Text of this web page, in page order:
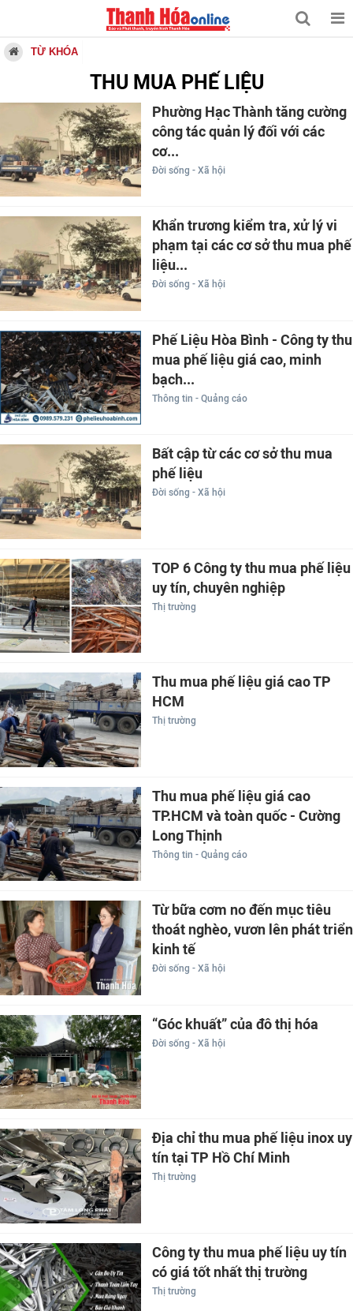
TỪ KHÓA
THU MUA PHẾ LIỆU
Phường Hạc Thành tăng cường
công tác quản lý đối với các
cơ...
Đời sống - Xã hội
Khẩn trương kiểm tra, xử lý vi
phạm tại các cơ sở thu mua phế
liệu...
Đời sống - Xã hội
Phế Liệu Hòa Bình - Công ty thu
mua phế liệu giá cao, minh
bạch...
Thông tin - Quảng cáo
Bất cập từ các cơ sở thu mua
phế liệu
Đời sống - Xã hội
TOP 6 Công ty thu mua phế liệu
uy tín, chuyên nghiệp
Thị trường
Thu mua phế liệu giá cao TP
HCM
Thị trường
Thu mua phế liệu giá cao
TP.HCM và toàn quốc - Cường
Long Thịnh
Thông tin - Quảng cáo
Từ bữa cơm no đến mục tiêu
thoát nghèo, vươn lên phát triển
kinh tế
Đời sống - Xã hội
“Góc khuất” của đô thị hóa
Đời sống - Xã hội
Địa chỉ thu mua phế liệu inox uy
tín tại TP Hồ Chí Minh
Thị trường
Công ty thu mua phế liệu uy tín
có giá tốt nhất thị trường
Thị trường